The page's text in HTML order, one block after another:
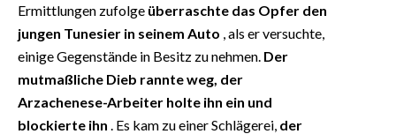
Ermittlungen zufolge überraschte das Opfer den
jungen Tunesier in seinem Auto , als er versuchte,
einige Gegenstände in Besitz zu nehmen. Der
mutmaßliche Dieb rannte weg, der
Arzachenese-Arbeiter holte ihn ein und
blockierte ihn . Es kam zu einer Schlägerei, der